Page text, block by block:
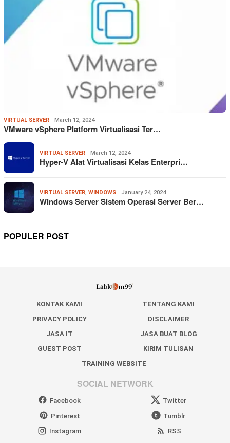
VIRTUAL SERVER March 12, 2024
VMware vSphere Platform Virtualisasi Ter…
VIRTUAL SERVER March 12, 2024
Hyper-V Alat Virtualisasi Kelas Enterpri…
VIRTUAL SERVER, WINDOWS January 24, 2024
Windows Server Sistem Operasi Server Ber…
POPULER POST
KONTAK KAMI
TENTANG KAMI
PRIVACY POLICY
DISCLAIMER
JASA IT
JASA BUAT BLOG
GUEST POST
KIRIM TULISAN
TRAINING WEBSITE
SOCIAL NETWORK
Facebook
Twitter
Pinterest
Tumblr
Instagram
RSS